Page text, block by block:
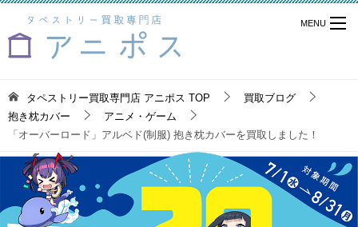
タペストリー買取専門店 アニポス TOP
買取ブログ
抱き枕カバー
アニメ・ゲーム
「オーバーロード」アルベド(制服) 抱き枕カバーを買取しました！